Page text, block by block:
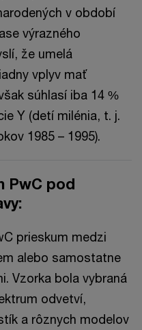
v období
výrazného
že umelá
vplyv mať
súhlasí iba 14 %
Y (detí milénia, t. j.
1985 – 1995).
PwC pod
prieskum medzi
alebo samostatne
Vzorka bola vybraná
odvetví,
a rôznych modelov